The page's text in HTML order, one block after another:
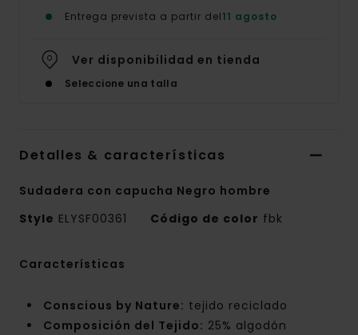
Entrega prevista a partir del11 agosto
Ver disponibilidad en tienda
Seleccione una talla
Detalles & características
Sudadera con capucha Negro hombre
Style ELYSF00361 Código de color fbk
Características
Conscious by Nature: tejido reciclado
Composición del Tejido: 25% algodón